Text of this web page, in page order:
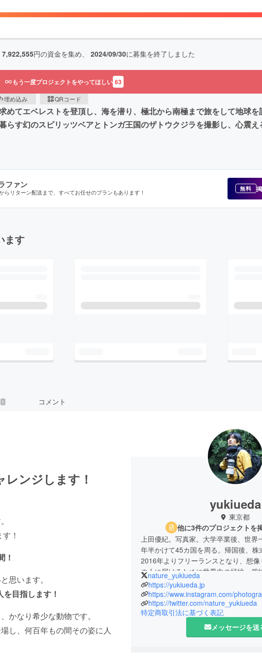
7,922,555円の資金を集め、 2024/09/30に募集を終了しました
もう一度プロジェクトをやってほしい 63
埋め込み QRコード
てエベレストを登頂し、海を潜り、極北から南極まで旅をして地球
す幻のスピリッツベアとトンガ王国のザトウクジラを撮影し、心震
ファン
らリターン配送まで、すべてお任せのプランもあります！ 無料
ます
1 コメント
ンジします！
！
！
思います。
目指します！
かなり希少な動物です。
し、何百年もの間その姿に人
yukiueda
東京都
他に3件のプロジェクトを
上田優紀。写真家。大学卒業後、世界
年半かけて45カ国を周る。帰国後、株
2016年よりフリーランスとなり、想像
の人に届けるために世界中の極地、僻
行なっている。
近年はヒマラヤの8000m峰から水中、
めており、2021年にはエベレスト
2017年 Canon "SHINES" 2017 品川
nature_yukiueda
https://yukiueda.jp
https://www.instagram.com/
https://twitter.com/nature_yukiueda
特定商取引法に基づく表記
メッセージを送